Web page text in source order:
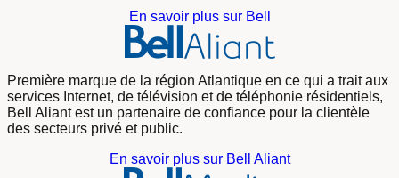
En savoir plus sur Bell
Première marque de la région Atlantique en ce qui a trait aux
services Internet, de télévision et de téléphonie résidentiels,
Bell Aliant est un partenaire de confiance pour la clientèle
des secteurs privé et public.
En savoir plus sur Bell Aliant